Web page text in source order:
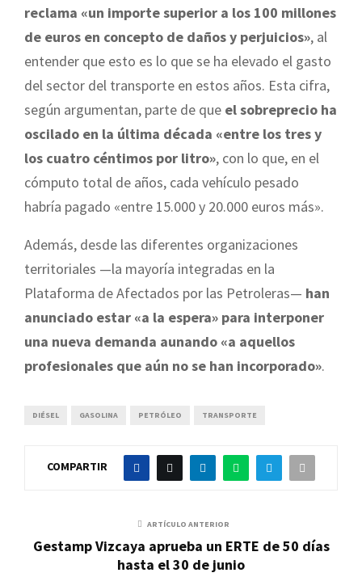
reclama «un importe superior a los 100 millones
de euros en concepto de daños y perjuicios», al
entender que esto es lo que se ha elevado el gasto
del sector del transporte en estos años. Esta cifra,
según argumentan, parte de que el sobreprecio ha
oscilado en la última década «entre los tres y
los cuatro céntimos por litro», con lo que, en el
cómputo total de años, cada vehículo pesado
habría pagado «entre 15.000 y 20.000 euros más».
Además, desde las diferentes organizaciones
territoriales —la mayoría integradas en la
Plataforma de Afectados por las Petroleras— han
anunciado estar «a la espera» para interponer
una nueva demanda aunando «a aquellos
profesionales que aún no se han incorporado».
DIÉSEL GASOLINA PETRÓLEO TRANSPORTE
COMPARTIR
ARTÍCULO ANTERIOR
Gestamp Vizcaya aprueba un ERTE de 50 días
hasta el 30 de junio